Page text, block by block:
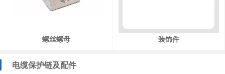
螺丝螺母 装饰件
电缆保护链及配件